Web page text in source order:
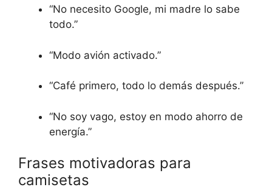
“No necesito Google, mi madre lo sabe
todo.”
“Modo avión activado.”
“Café primero, todo lo demás después.”
“No soy vago, estoy en modo ahorro de
energía.”
Frases motivadoras para
camisetas